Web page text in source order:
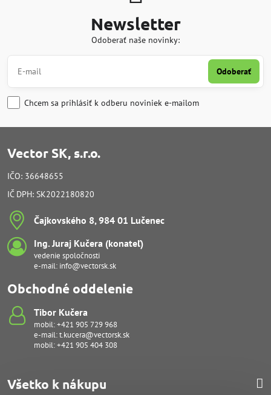
Newsletter
Odoberať naše novinky:
Odoberať
Chcem sa prihlásiť k odberu noviniek e-mailom
Vector SK, s.r.o.
IČO: 36648655
IČ DPH: SK2022180820
Čajkovského 8, 984 01 Lučenec
Ing​. Juraj Kučera (konateľ)
vedenie spoločnosti
e-mail: info@vectorsk.sk
Obchodné oddelenie
Tibor Kučera
mobil:+421 905 729 968
e-mail:t.kucera@vectorsk.sk
mobil:+421 905 404 308
Všetko k nákupu